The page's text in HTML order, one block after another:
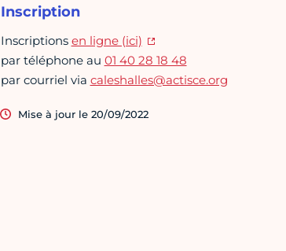
Inscription
Inscriptions en ligne (ici)
par téléphone au 01 40 28 18 48
par courriel via caleshalles@actisce.org
Mise à jour le 20/09/2022